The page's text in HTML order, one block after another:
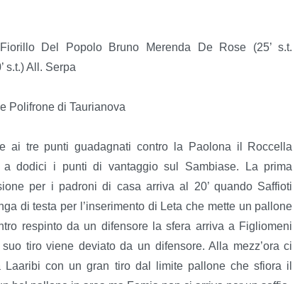
Del Popolo Bruno Merenda De Rose (25’ s.t.
s.t.) All. Serpa
Polifrone di Taurianova
ai tre punti guadagnati contro la Paolona il Roccella
a dodici i punti di vantaggio sul Sambiase. La prima
per i padroni di casa arriva al 20’ quando Saffioti
di testa per l’inserimento di Leta che mette un pallone
respinto da un difensore la sfera arriva a Figliomeni
tiro viene deviato da un difensore. Alla mezz’ora ci
Laaribi con un gran tiro dal limite pallone che sfiora il